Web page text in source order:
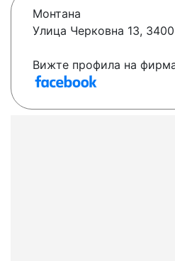
Монтана
Улица Черковна 13,
Вижте профила на